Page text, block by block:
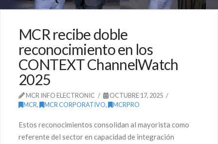
MCR recibe doble
reconocimiento en los
CONTEXT ChannelWatch
2025
MCR INFO ELECTRONIC
OCTUBRE 17, 2025
MCR, MCR CORPORATIVO, MCRPRO
Estos reconocimientos consolidan al mayorista como
referente del sector en capacidad de integración